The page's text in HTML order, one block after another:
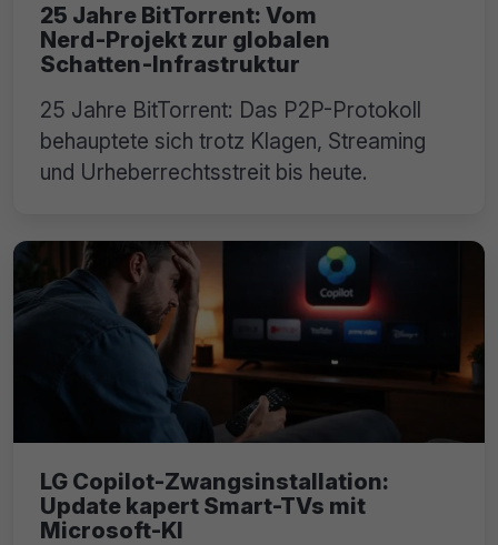
25 Jahre BitTorrent: Vom
Nerd‑Projekt zur globalen
Schatten‑Infrastruktur
25 Jahre BitTorrent: Das P2P-Protokoll
behauptete sich trotz Klagen, Streaming
und Urheberrechtsstreit bis heute.
LG Copilot-Zwangsinstallation:
Update kapert Smart-TVs mit
Microsoft-KI